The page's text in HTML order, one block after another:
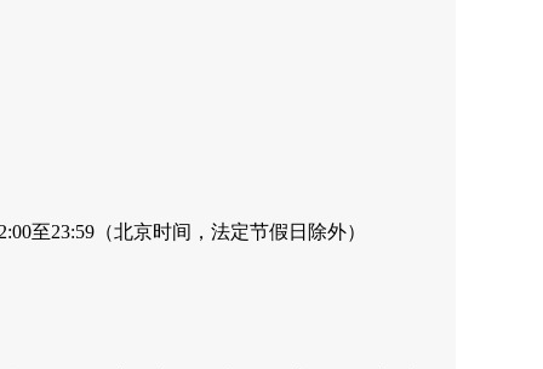
至23:59（北京时间，法定节假日除外）